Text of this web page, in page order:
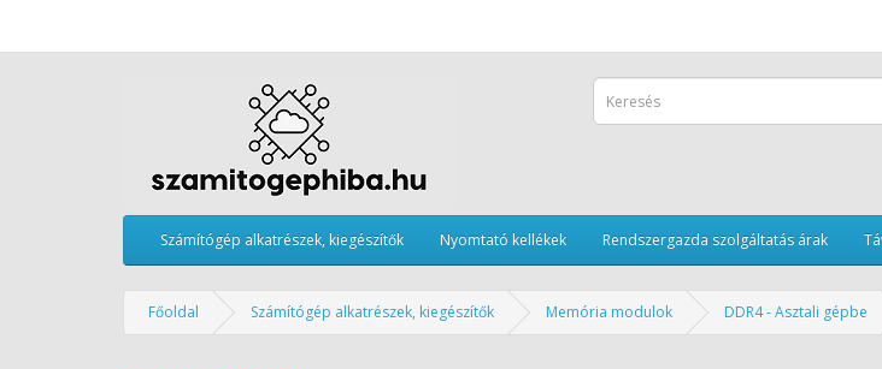
Számítógép alkatrészek, kiegészítők Nyomtató kellékek Rendszergazda szolgáltatás árak
Főoldal Számítógép alkatrészek, kiegészítők Memória modulok DDR4 - Asztali gépbe